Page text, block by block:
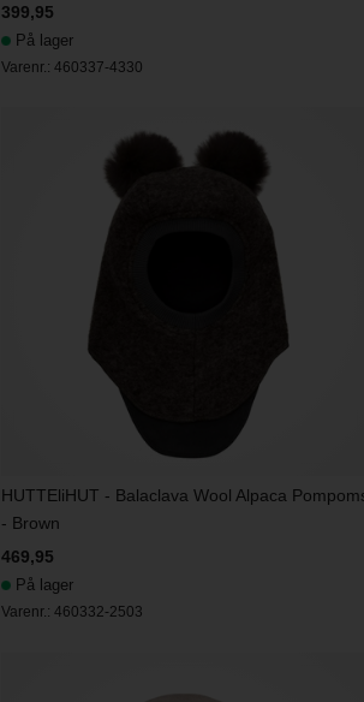
399,95
På lager
Varenr.: 460337-4330
HUTTEliHUT - Balaclava Wool Alpaca
- Brown
469,95
På lager
Varenr.: 460332-2503